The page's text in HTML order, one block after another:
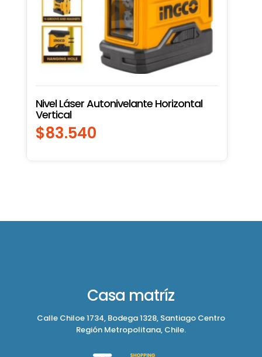
Nivel Láser Autonivelante Horizontal
Vertical
$83.540
Casa matríz
Calle Chiloe 1734, Bodega 1328, Santiago Centro
Región Metropolitana, Chile.